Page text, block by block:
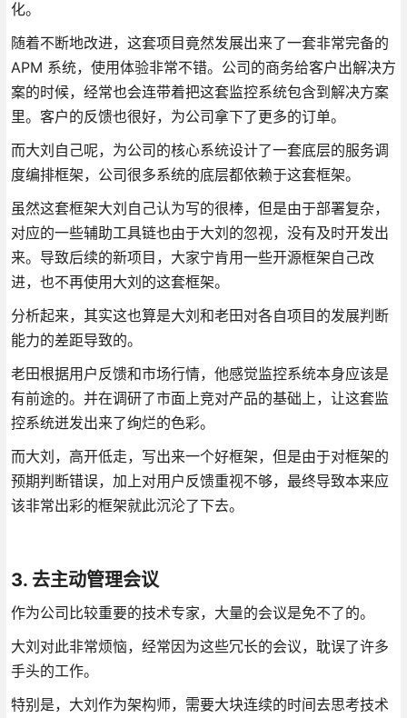
化。
随着不断地改进，这套项目竟然发展出来了一套非常完备的
APM 系统，使用体验非常不错。公司的商务给客户出解决方
案的时候，经常也会连带着把这套监控系统包含到解决方案
里。客户的反馈也很好，为公司拿下了更多的订单。
而大刘自己呢，为公司的核心系统设计了一套底层的服务调
度编排框架，公司很多系统的底层都依赖于这套框架。
虽然这套框架大刘自己认为写的很棒，但是由于部署复杂，
对应的一些辅助工具链也由于大刘的忽视，没有及时开发出
来。导致后续的新项目，大家宁肯用一些开源框架自己改
进，也不再使用大刘的这套框架。
分析起来，其实这也算是大刘和老田对各自项目的发展判断
能力的差距导致的。
老田根据用户反馈和市场行情，他感觉监控系统本身应该是
有前途的。并在调研了市面上竞对产品的基础上，让这套监
控系统迸发出来了绚烂的色彩。
而大刘，高开低走，写出来一个好框架，但是由于对框架的
预期判断错误，加上对用户反馈重视不够，最终导致本来应
该非常出彩的框架就此沉沦了下去。
3. 去主动管理会议
作为公司比较重要的技术专家，大量的会议是免不了的。
大刘对此非常烦恼，经常因为这些冗长的会议，耽误了许多
手头的工作。
特别是，大刘作为架构师，需要大块连续的时间去思考技术